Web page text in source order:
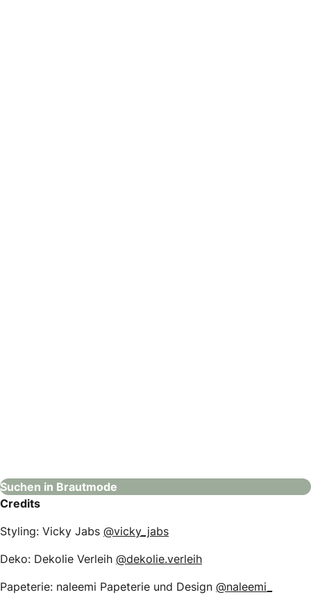
Suchen in Brautmode
Credits
Styling: Vicky Jabs @vicky_jabs
Deko: Dekolie Verleih @dekolie.verleih
Papeterie: naleemi Papeterie und Design @naleemi_